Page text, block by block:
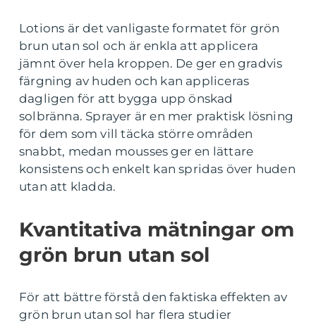
Lotions är det vanligaste formatet för grön
brun utan sol och är enkla att applicera
jämnt över hela kroppen. De ger en gradvis
färgning av huden och kan appliceras
dagligen för att bygga upp önskad
solbränna. Sprayer är en mer praktisk lösning
för dem som vill täcka större områden
snabbt, medan mousses ger en lättare
konsistens och enkelt kan spridas över huden
utan att kladda.
Kvantitativa mätningar om
grön brun utan sol
För att bättre förstå den faktiska effekten av
grön brun utan sol har flera studier